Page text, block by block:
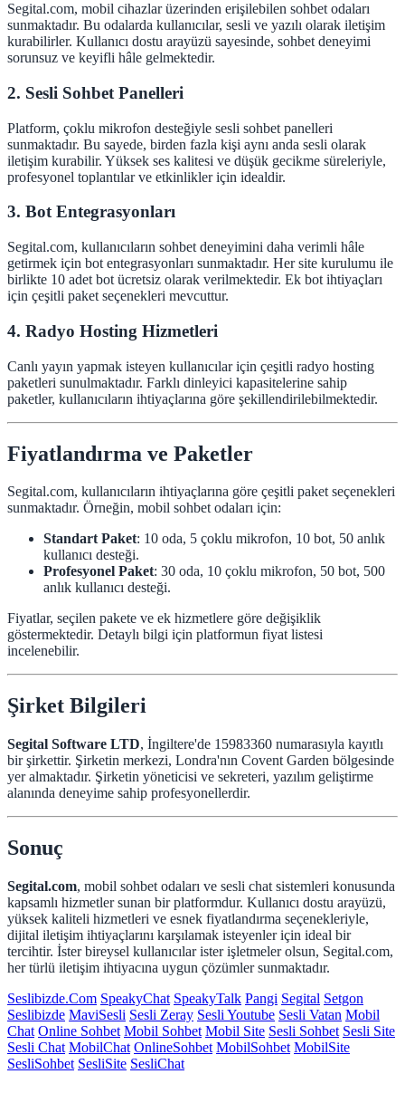
Segital.com, mobil cihazlar üzerinden erişilebilen sohbet odaları
sunmaktadır. Bu odalarda kullanıcılar, sesli ve yazılı olarak iletişim
kurabilirler. Kullanıcı dostu arayüzü sayesinde, sohbet deneyimi
sorunsuz ve keyifli hâle gelmektedir.
2. Sesli Sohbet Panelleri
Platform, çoklu mikrofon desteğiyle sesli sohbet panelleri
sunmaktadır. Bu sayede, birden fazla kişi aynı anda sesli olarak
iletişim kurabilir. Yüksek ses kalitesi ve düşük gecikme süreleriyle,
profesyonel toplantılar ve etkinlikler için idealdir.
3. Bot Entegrasyonları
Segital.com, kullanıcıların sohbet deneyimini daha verimli hâle
getirmek için bot entegrasyonları sunmaktadır. Her site kurulumu ile
birlikte 10 adet bot ücretsiz olarak verilmektedir. Ek bot ihtiyaçları
için çeşitli paket seçenekleri mevcuttur.
4. Radyo Hosting Hizmetleri
Canlı yayın yapmak isteyen kullanıcılar için çeşitli radyo hosting
paketleri sunulmaktadır. Farklı dinleyici kapasitelerine sahip
paketler, kullanıcıların ihtiyaçlarına göre şekillendirilebilmektedir.
Fiyatlandırma ve Paketler
Segital.com, kullanıcıların ihtiyaçlarına göre çeşitli paket seçenekleri
sunmaktadır. Örneğin, mobil sohbet odaları için:
Standart Paket: 10 oda, 5 çoklu mikrofon, 10 bot, 50 anlık
kullanıcı desteği.
Profesyonel Paket: 30 oda, 10 çoklu mikrofon, 50 bot, 500
anlık kullanıcı desteği.
Fiyatlar, seçilen pakete ve ek hizmetlere göre değişiklik
göstermektedir. Detaylı bilgi için platformun fiyat listesi
incelenebilir.
Şirket Bilgileri
Segital Software LTD, İngiltere'de 15983360 numarasıyla kayıtlı
bir şirkettir. Şirketin merkezi, Londra'nın Covent Garden bölgesinde
yer almaktadır. Şirketin yöneticisi ve sekreteri, yazılım geliştirme
alanında deneyime sahip profesyonellerdir.
Sonuç
Segital.com, mobil sohbet odaları ve sesli chat sistemleri konusunda
kapsamlı hizmetler sunan bir platformdur. Kullanıcı dostu arayüzü,
yüksek kaliteli hizmetleri ve esnek fiyatlandırma seçenekleriyle,
dijital iletişim ihtiyaçlarını karşılamak isteyenler için ideal bir
tercihtir. İster bireysel kullanıcılar ister işletmeler olsun, Segital.com,
her türlü iletişim ihtiyacına uygun çözümler sunmaktadır.
Seslibizde.Com SpeakyChat SpeakyTalk Pangi Segital Setgon
Seslibizde MaviSesli Sesli Zeray Sesli Youtube Sesli Vatan Mobil
Chat Online Sohbet Mobil Sohbet Mobil Site Sesli Sohbet Sesli Site
Sesli Chat MobilChat OnlineSohbet MobilSohbet MobilSite
SesliSohbet SesliSite SesliChat